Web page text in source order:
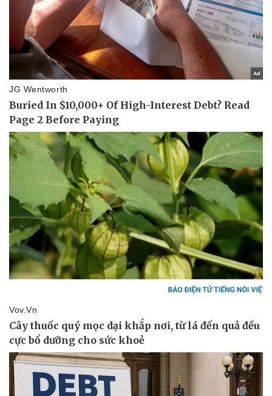
Thể thao
Bóng đá
Lịch thi đấu bóng đá
Thế giới thể thao
eSports
Hậu trường
Ô tô
Tư vấn